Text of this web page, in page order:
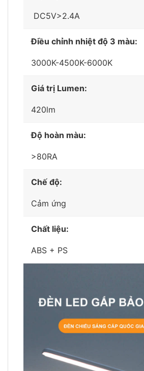
DC5V>2.4A
Điều chỉnh nhiệt độ 3 màu:
3000K-4500K-6000K
Giá trị Lumen:
420lm
Độ hoàn màu:
>80RA
Chế độ:
Cảm ứng
Chất liệu:
ABS + PS